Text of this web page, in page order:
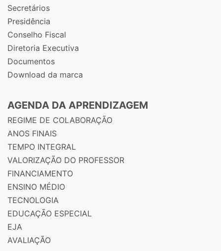
Secretários
Presidência
Conselho Fiscal
Diretoria Executiva
Documentos
Download da marca
AGENDA DA APRENDIZAGEM
REGIME DE COLABORAÇÃO
ANOS FINAIS
TEMPO INTEGRAL
VALORIZAÇÃO DO PROFESSOR
FINANCIAMENTO
ENSINO MÉDIO
TECNOLOGIA
EDUCAÇÃO ESPECIAL
EJA
AVALIAÇÃO